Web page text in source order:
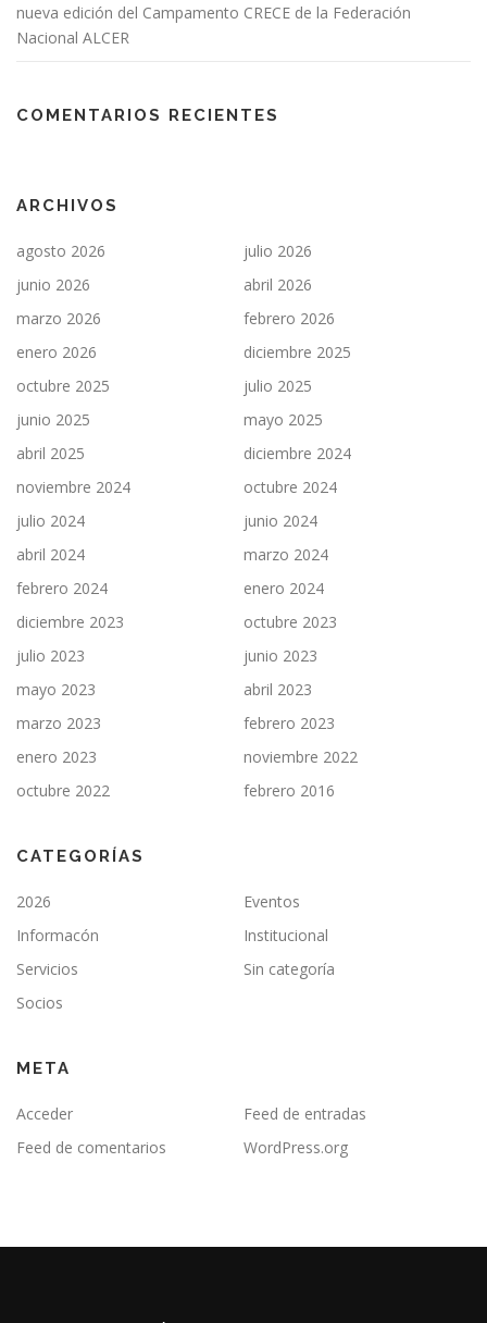
nueva edición del Campamento CRECE de la Federación
Nacional ALCER
COMENTARIOS RECIENTES
ARCHIVOS
agosto 2026
julio 2026
junio 2026
abril 2026
marzo 2026
febrero 2026
enero 2026
diciembre 2025
octubre 2025
julio 2025
junio 2025
mayo 2025
abril 2025
diciembre 2024
noviembre 2024
octubre 2024
julio 2024
junio 2024
abril 2024
marzo 2024
febrero 2024
enero 2024
diciembre 2023
octubre 2023
julio 2023
junio 2023
mayo 2023
abril 2023
marzo 2023
febrero 2023
enero 2023
noviembre 2022
octubre 2022
febrero 2016
CATEGORÍAS
2026
Eventos
Informacón
Institucional
Servicios
Sin categoría
Socios
META
Acceder
Feed de entradas
Feed de comentarios
WordPress.org